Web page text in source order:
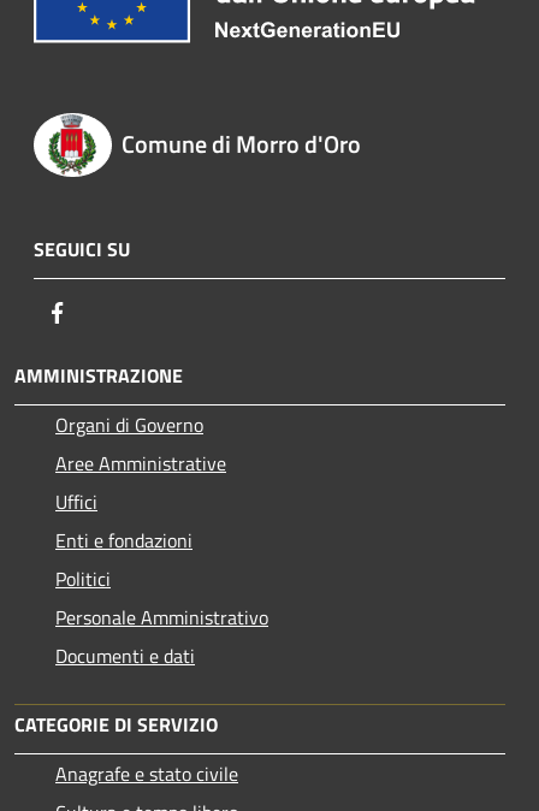
Comune di Morro d'Oro
SEGUICI SU
AMMINISTRAZIONE
Organi di Governo
Aree Amministrative
Uffici
Enti e fondazioni
Politici
Personale Amministrativo
Documenti e dati
CATEGORIE DI SERVIZIO
Anagrafe e stato civile